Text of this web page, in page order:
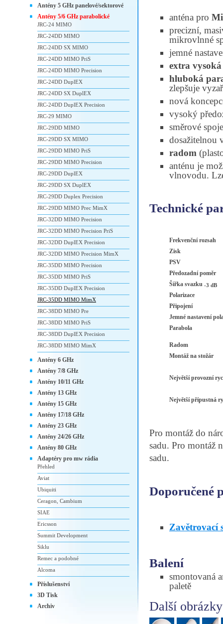
anténa pro
precizní,
mikrovlnné
jemné
extra
hluboká
zlepšuje
nová
vysoký
směrové
dosažitelnou
radom
anténu je
vlnovodu.
Technické
Frekvenční rozsah
Zisk
PSV
Předozadní poměr
Šířka svazku -3 dB
Polarizace
Připojení
Jemné nastavení
Parabola
Radom
Montáž na stožár
Největší provozní
Největší přípustná
Pro montáž do
sadu. Pro montáž
sadu.
Doporučené
Zavětrovací
Balení
smontovaná
paletě
Další
Antény 5 GHz panelové/sektorové
Antény 5/6 GHz parabolické
JRC-24 MIMO
JRC-24DD MIMO
JRC-24DD SX MIMO
JRC-24DD MIMO PriS
JRC-24DD MIMO Precision
JRC-24DD DuplEX
JRC-24DD SX DuplEX
JRC-24DD DuplEX Precision
JRC-29 MIMO
JRC-29DD MIMO
JRC-29DD SX MIMO
JRC-29DD MIMO PriS
JRC-29DD MIMO Precision
JRC-29DD DuplEX
JRC-29DD SX DuplEX
JRC-29DD Duplex Precision
JRC-29DD MIMO Prec MimX
JRC-32DD MIMO Precision
JRC-32DD MIMO Precision PriS
JRC-32DD DuplEX Precision
JRC-32DD MIMO Precision MimX
JRC-35DD MIMO Precision
JRC-35DD MIMO PriS
JRC-35DD DuplEX Precision
JRC-35DD MIMO MimX
JRC-38DD MIMO Pre
JRC-38DD MIMO PriS
JRC-38DD DuplEX Precision
JRC-38DD MIMO MimX
Antény 6 GHz
Antény 7/8 GHz
Antény 10/11 GHz
Antény 13 GHz
Antény 15 GHz
Antény 17/18 GHz
Antény 23 GHz
Antény 24/26 GHz
Antény 80 GHz
Adaptéry pro mw rádia
Přehled
Aviat
Ubiquiti
Ceragon, Cambium
SIAE
Ericsson
Summit Development
Siklu
Remec a podobné
Alcoma
Příslušenství
3D Tisk
Archiv